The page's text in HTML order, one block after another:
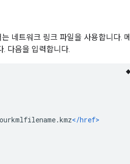
네트워크 링크 파일을 사용합니다.
다음을 입력합니다.
</href>